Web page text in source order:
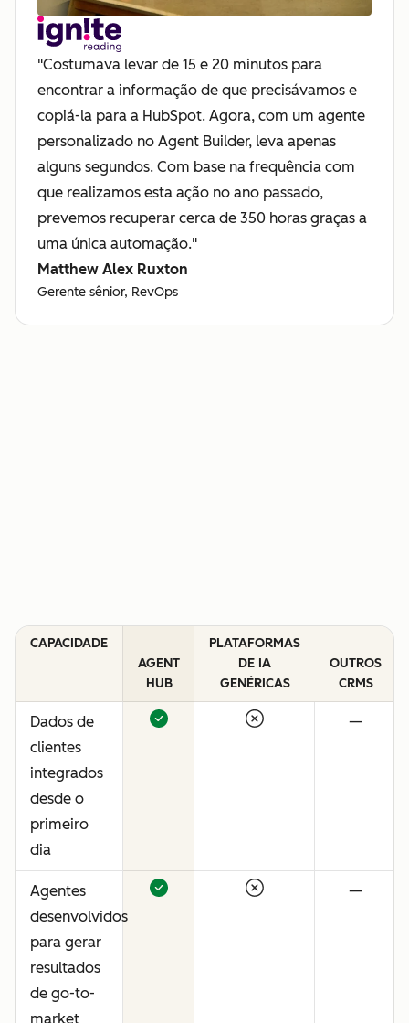
"Costumava levar de 15 e 20 minutos para
encontrar a informação de que precisávamos e
copiá-la para a HubSpot. Agora, com um agente
personalizado no Agent Builder, leva apenas
alguns segundos. Com base na frequência com
que realizamos esta ação no ano passado,
prevemos recuperar cerca de 350 horas graças a
uma única automação."
Matthew Alex Ruxton
Gerente sênior, RevOps
CAPACIDADE
AGENT
HUB
PLATAFORMAS
DE IA
GENÉRICAS
OUTROS
CRMS
Dados de
clientes
integrados
desde o
primeiro
dia
—
Agentes
desenvolvidos
para gerar
resultados
de go-to-
market
—